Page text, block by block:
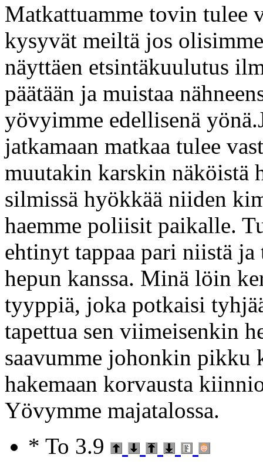
Matkattuamme tovin tulee
kysyvät meiltä jos
näyttäen etsintäkuulutus
päätään ja muistaa
yövyimme edellisenä
jatkamaan matkaa tulee
muutakin karskin
silmissä hyökkää niiden
haemme poliisit paikalle.
ehtinyt tappaa pari niistä
hepun kanssa. Minä löin
tyyppiä, joka potkaisi
tapettua sen viimeisenkin
saavumme johonkin pikku
hakemaan korvausta
Yövymme majatalossa.
* To 3.9